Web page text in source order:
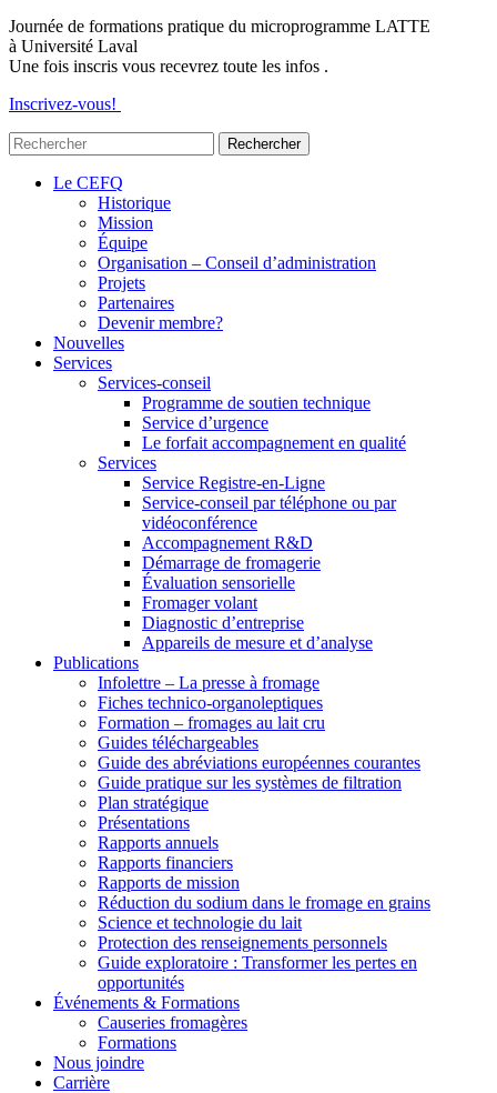
Journée de formations pratique du microprogramme LATTE
à Université Laval
Une fois inscris vous recevrez toute les infos .
Inscrivez-vous!
Le CEFQ
Historique
Mission
Équipe
Organisation – Conseil d’administration
Projets
Partenaires
Devenir membre?
Nouvelles
Services
Services-conseil
Programme de soutien technique
Service d’urgence
Le forfait accompagnement en qualité
Services
Service Registre-en-Ligne
Service-conseil par téléphone ou par
vidéoconférence
Accompagnement R&D
Démarrage de fromagerie
Évaluation sensorielle
Fromager volant
Diagnostic d’entreprise
Appareils de mesure et d’analyse
Publications
Infolettre – La presse à fromage
Fiches technico-organoleptiques
Formation – fromages au lait cru
Guides téléchargeables
Guide des abréviations européennes courantes
Guide pratique sur les systèmes de filtration
Plan stratégique
Présentations
Rapports annuels
Rapports financiers
Rapports de mission
Réduction du sodium dans le fromage en grains
Science et technologie du lait
Protection des renseignements personnels
Guide exploratoire : Transformer les pertes en
opportunités
Événements & Formations
Causeries fromagères
Formations
Nous joindre
Carrière